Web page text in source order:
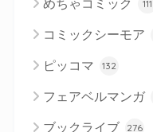
めちゃコミック 111
コミックシーモア
ピッコマ 132
フェアベルマンガ
ブックライブ 276